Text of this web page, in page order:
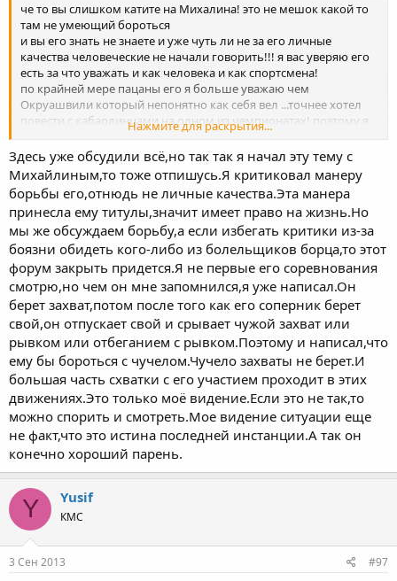
че то вы слишком катите на Михалина! это не мешок какой то
там не умеющий бороться
и вы его знать не знаете и уже чуть ли не за его личные
качества человеческие не начали говорить!!! я вас уверяю его
есть за что уважать и как человека и как спортсмена!
по крайней мере пацаны его я больше уважаю чем
Окруашвили который непонятно как себя вел ...точнее хотел
повести с кабардинцами на одном из чемпионатах! поэтому я
если честно не понял вас... никто же не говорит после его
проигрышей что он мешок непонятно как борется и че он
вообще в дзюдо делает
Нажмите для раскрытия...
Здесь уже обсудили всё,но так так я начал эту тему с
Михайлиным,то тоже отпишусь.Я критиковал манеру
борьбы его,отнюдь не личные качества.Эта манера
принесла ему титулы,значит имеет право на жизнь.Но
мы же обсуждаем борьбу,а если избегать критики из-за
боязни обидеть кого-либо из болельщиков борца,то этот
форум закрыть придется.Я не первые его соревнования
смотрю,но чем он мне запомнился,я уже написал.Он
берет захват,потом после того как его соперник берет
свой,он отпускает свой и срывает чужой захват или
рывком или отбеганием с рывком.Поэтому и написал,что
ему бы бороться с чучелом.Чучело захваты не берет.И
большая часть схватки с его участием проходит в этих
движениях.Это только моё видение.Если это не так,то
можно спорить и смотреть.Мое видение ситуации еще
не факт,что это истина последней инстанции.А так он
конечно хороший парень.
Y Yusif
КМС
3 Сен 2013 #97